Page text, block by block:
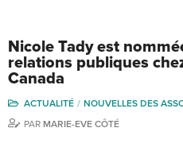
Nicole Tady est
relations publiques
Canada
ACTUALITÉ
NOUVELLES DES
PAR MARIE-EVE CÔTÉ